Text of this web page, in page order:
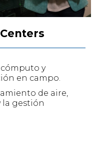
y
en campo.
de aire,
la gestión